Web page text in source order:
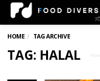
HOME TAG ARCHIVE
TAG: HALAL